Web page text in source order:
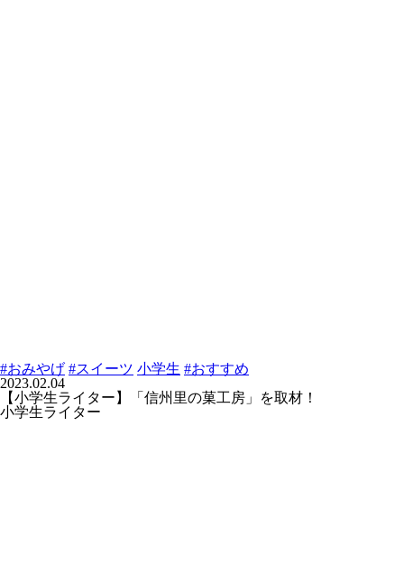
#おみやげ #スイーツ 小学生 #おすすめ
2023.02.04
【小学生ライター】「信州里の菓工房」を取材！
小学生ライター